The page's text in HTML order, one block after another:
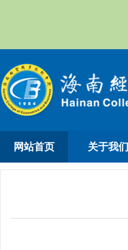
网站首页 关于我们